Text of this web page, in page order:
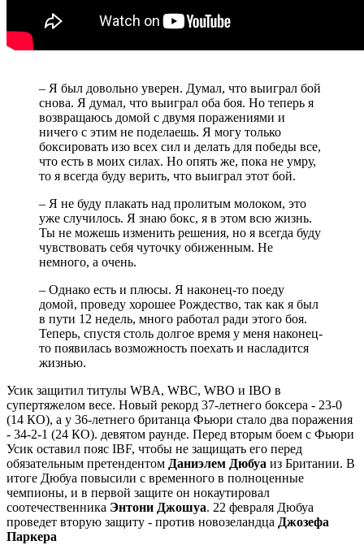
– Я был довольно уверен. Думал, что выиграл бой
снова. Я думал, что выиграл оба боя. Но теперь я
возвращаюсь домой с двумя поражениями и
ничего с этим не поделаешь. Я могу только
боксировать изо всех сил и делать для победы все,
что есть в моих силах. Но опять же, пока не умру,
то я всегда буду верить, что выиграл этот бой.
– Я не буду плакать над пролитым молоком, это
уже случилось. Я знаю бокс, я в этом всю жизнь.
Ты не можешь изменить решения, но я всегда буду
чувствовать себя чуточку обиженным. Не
немного, а очень.
– Однако есть и плюсы. Я наконец-то поеду
домой, проведу хорошее Рождество, так как я был
в пути 12 недель, много работал ради этого боя.
Теперь, спустя столь долгое время у меня наконец-
то появилась возможность поехать и насладится
жизнью.
Усик защитил титулы WBA, WBС, WBO и IBO в
супертяжелом весе. Новый рекорд 37-летнего боксера - 23-0
(14 КО), а у 36-летнего британца Фьюри стало два поражения
- 34-2-1 (24 КО). девятом раунде. Перед вторым боем с Фьюри
Усик оставил пояс IBF, чтобы не защищать его перед
обязательным претендентом Даниэлем Дюбуа из Британии. В
итоге Дюбуа повысили с временного в полноценные
чемпионы, и в первой защите он нокаутировал
соотечественника Энтони Джошуа. 22 февраля Дюбуа
проведет вторую защиту - против новозеландца Джозефа
Паркера